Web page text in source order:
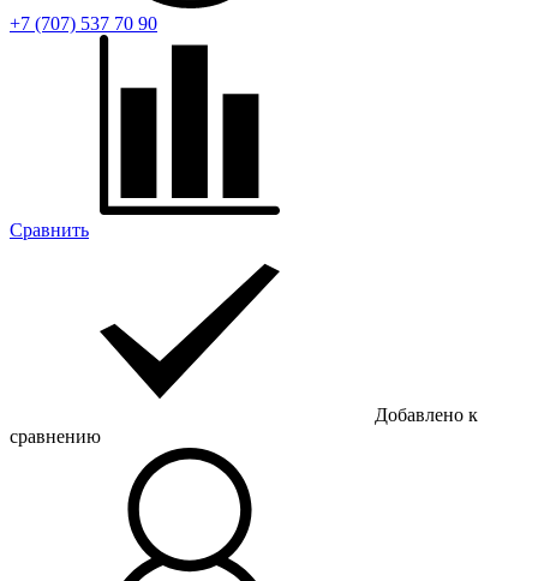
+7 (707) 537 70 90
Сравнить
Добавлено к
сравнению